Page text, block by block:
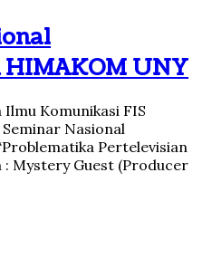
UNY
Komunikasi FIS
Nasional
Pertelevisian
: Mystery Guest (Producer